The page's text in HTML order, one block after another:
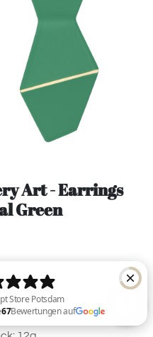
Art - Earrings
Green
925 Silver